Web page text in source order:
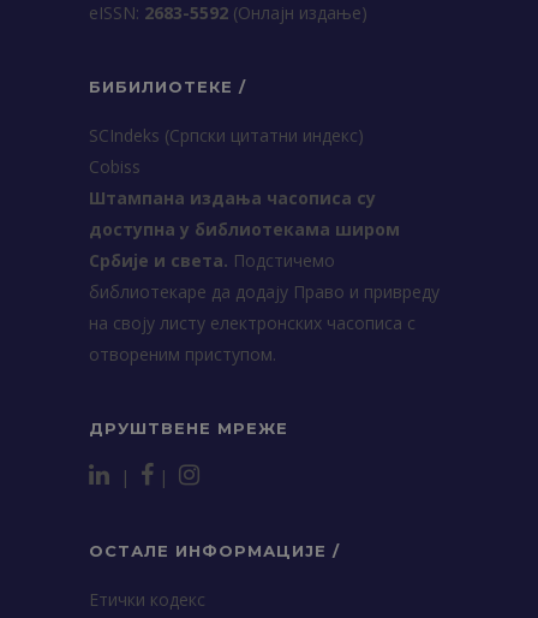
еISSN: 2683-5592 (Онлајн издање)
БИБИЛИОТЕКЕ /
SCIndeks (Српски цитатни индекс)
Cobiss
Штампана издања часописа су
доступна у библиотекама широм
Србије и света. Подстичемо
библиотекаре да додају Право и привреду
на своју листу електронских часописа с
отвореним приступом.
ДРУШТВЕНЕ МРЕЖЕ
| |
ОСТАЛЕ ИНФОРМАЦИЈЕ /
Етички кодекс